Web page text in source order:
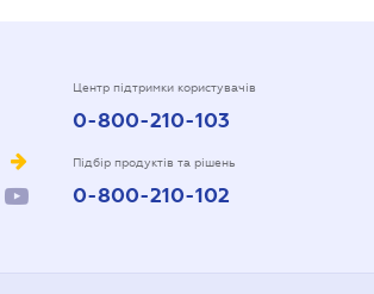
Центр підтримки користувачів
0-800-210-103
Підбір продуктів та рішень
0-800-210-102